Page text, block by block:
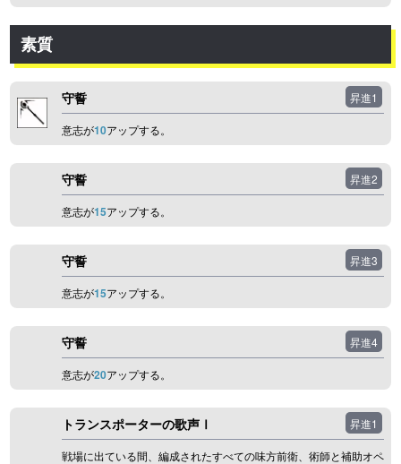
素質
守誓
意志が10アップする。
昇進1
守誓
意志が15アップする。
昇進2
守誓
意志が15アップする。
昇進3
守誓
意志が20アップする。
昇進4
トランスポーターの歌声Ⅰ
戦場に出ている間、編成されたすべての味方前衛、術師と補助オペ
昇進1